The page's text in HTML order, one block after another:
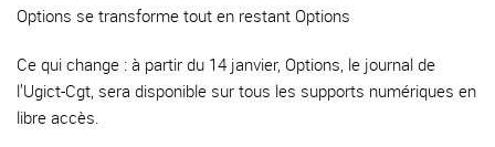
Options se transforme tout en restant Options
Ce qui change : à partir du 14 janvier, Options, le journal de
l’Ugict-Cgt, sera disponible sur tous les supports numériques en
libre accès.